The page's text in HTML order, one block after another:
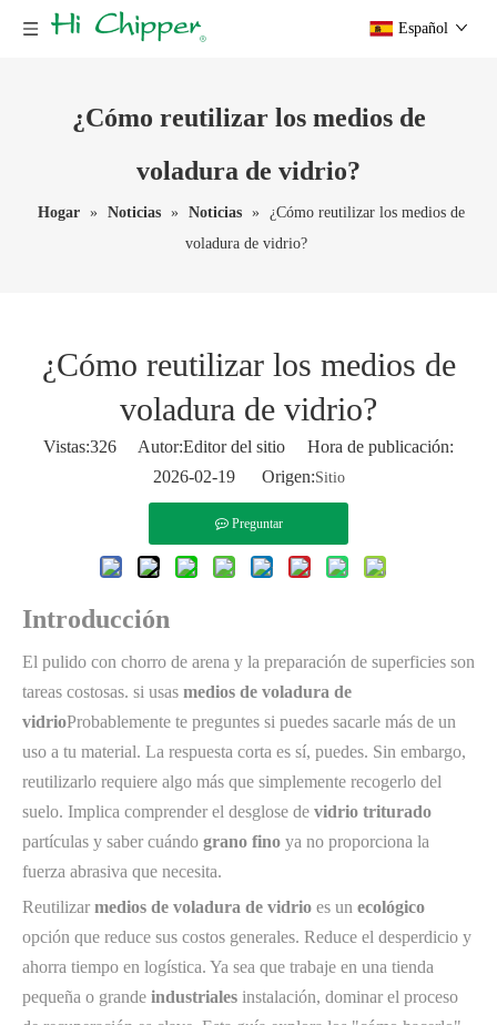
Español
¿Cómo reutilizar los medios de
voladura de vidrio?
Hogar » Noticias » Noticias » ¿Cómo reutilizar los medios de
voladura de vidrio?
¿Cómo reutilizar los medios de
voladura de vidrio?
Vistas:326 Autor:Editor del sitio Hora de publicación:
2026-02-19 Origen:Sitio
Preguntar
Introducción
El pulido con chorro de arena y la preparación de superficies son
tareas costosas. si usas medios de voladura de
vidrioProbablemente te preguntes si puedes sacarle más de un
uso a tu material. La respuesta corta es sí, puedes. Sin embargo,
reutilizarlo requiere algo más que simplemente recogerlo del
suelo. Implica comprender el desglose de vidrio triturado
partículas y saber cuándo grano fino ya no proporciona la
fuerza abrasiva que necesita.
Reutilizar medios de voladura de vidrio es un ecológico
opción que reduce sus costos generales. Reduce el desperdicio y
ahorra tiempo en logística. Ya sea que trabaje en una tienda
pequeña o grande industriales instalación, dominar el proceso